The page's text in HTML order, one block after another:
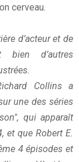
cerveau.
d’acteur et de
bien d’autres
Collins a
une des séries
qui apparaît
et que Robert E.
4 épisodes et